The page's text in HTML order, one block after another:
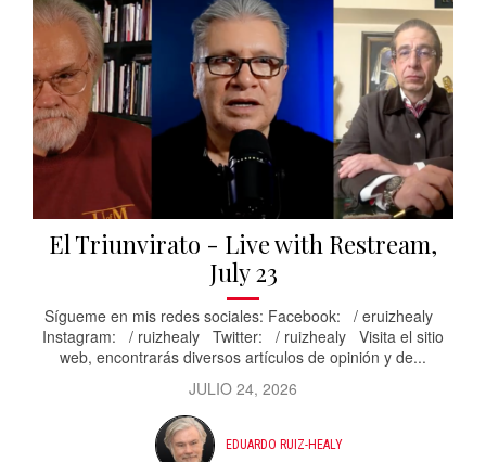
El Triunvirato - Live with Restream,
July 23
Sígueme en mis redes sociales: Facebook: / eruizhealy
Instagram: / ruizhealy Twitter: / ruizhealy Visita el sitio
web, encontrarás diversos artículos de opinión y de...
JULIO 24, 2026
EDUARDO RUIZ-HEALY